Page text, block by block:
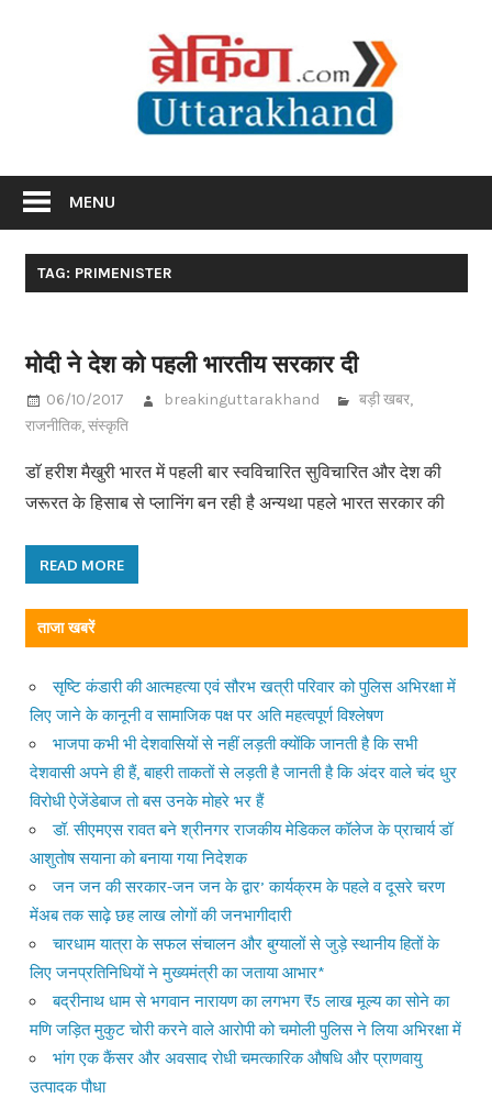
MENU
TAG: PRIMENISTER
मोदी ने देश को पहली भारतीय सरकार दी
06/10/2017 breakinguttarakhand बड़ी खबर,
राजनीतिक,संस्कृति
डाॅ हरीश मैखुरी भारत में पहली बार स्वविचारित सुविचारित और देश की
जरूरत के हिसाब से प्लानिंग बन रही है अन्यथा पहले भारत सरकार की
READ MORE
ताजा खबरें
सृष्टि कंडारी की आत्महत्या एवं सौरभ खत्री परिवार को पुलिस अभिरक्षा में
लिए जाने के कानूनी व सामाजिक पक्ष पर अति महत्वपूर्ण विश्लेषण
भाजपा कभी भी देशवासियों से नहीं लड़ती क्योंकि जानती है कि सभी
देशवासी अपने ही हैं, बाहरी ताकतों से लड़ती है जानती है कि अंदर वाले चंद धुर
विरोधी ऐजेंडेबाज तो बस उनके मोहरे भर हैं
डॉ. सीएमएस रावत बने श्रीनगर राजकीय मेडिकल कॉलेज के प्राचार्य डॉ
आशुतोष सयाना को बनाया गया निदेशक
जन जन की सरकार-जन जन के द्वार’ कार्यक्रम के पहले व दूसरे चरण
मेंअब तक साढ़े छह लाख लोगों की जनभागीदारी
चारधाम यात्रा के सफल संचालन और बुग्यालों से जुड़े स्थानीय हितों के
लिए जनप्रतिनिधियों ने मुख्यमंत्री का जताया आभार*
बद्रीनाथ धाम से भगवान नारायण का लगभग ₹5 लाख मूल्य का सोने का
मणि जड़ित मुकुट चोरी करने वाले आरोपी को चमोली पुलिस ने लिया अभिरक्षा में
भांग एक कैंसर और अवसाद रोधी चमत्कारिक औषधि और प्राणवायु
उत्पादक पौधा